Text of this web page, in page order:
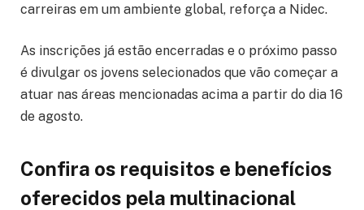
carreiras em um ambiente global, reforça a Nidec.
As inscrições já estão encerradas e o próximo passo
é divulgar os jovens selecionados que vão começar a
atuar nas áreas mencionadas acima a partir do dia 16
de agosto.
Confira os requisitos e benefícios
oferecidos pela multinacional